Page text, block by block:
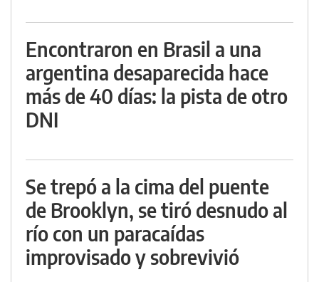
Encontraron en Brasil a una
argentina desaparecida hace
más de 40 días: la pista de otro
DNI
Se trepó a la cima del puente
de Brooklyn, se tiró desnudo al
río con un paracaídas
improvisado y sobrevivió